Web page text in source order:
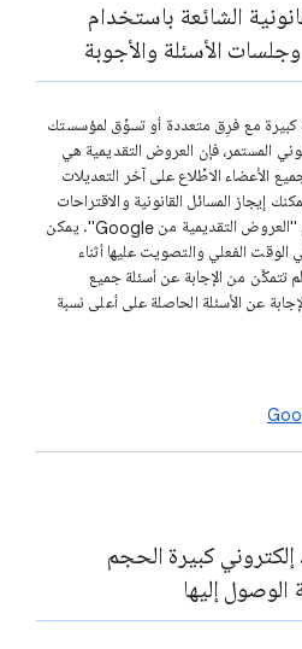
الشائعة باستخدام
الأسئلة والأجوبة
مع فرِق متعددة أو تسوِّق لمؤسستك
المستمر، فإن العروض التقديمية هي
الأعضاء الاطِّلاع على آخر التعديلات
إيجاز المسائل القانونية والاقتراحات
وتقديمها لفريقك باستخدام "العروض التقديمية من Google". يمكن
الوقت الفعلي والتصويت عليها أثناء
تتمكَّن من الإجابة عن أسئلة جميع
عن الأسئلة الحاصلة على أعلى نسبة
كبيرة الحجم
إليها